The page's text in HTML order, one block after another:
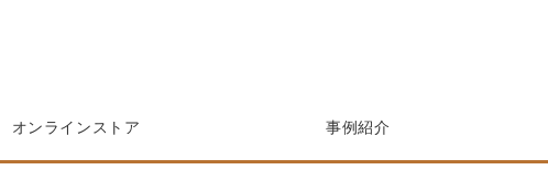
オンラインストア 事例紹介